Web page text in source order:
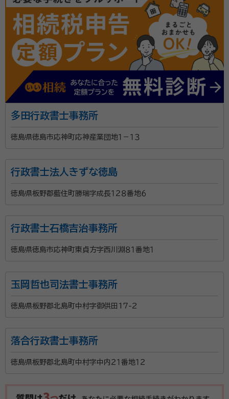
account_circle 満足度 5.0
ご利用時期：2024/4
面談の感想
自宅でなく雨のなかお世話になりました有り難かったです
契約後の感想
いろいろわからないことばっかりでした焦るき持ちが早くしなければと
思ってしまいました。
徳島で相続手続を中心に対応しております。初回相談無
他士業とも連携しておりますのでお困りであればご気軽
にご相談下さい。
所属団体：徳島県行政書士会
多田行政書士事務所
徳島県徳島市応神町応神産業団地１－１３
行政書士法人きずな徳島
徳島県板野郡藍住町勝瑞字成長１２８番地６
行政書士石橋吉治事務所
徳島県徳島市応神町東貞方字西川淵８１番地１
玉岡哲也司法書士事務所
徳島県板野郡北島町中村字御供田17-2
落合行政書士事務所
徳島県板野郡北島町中村字中内２１番地１２